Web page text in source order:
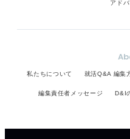
アド
私たちについて 就活Q&A 編集
編集責任者メッセージ D&I